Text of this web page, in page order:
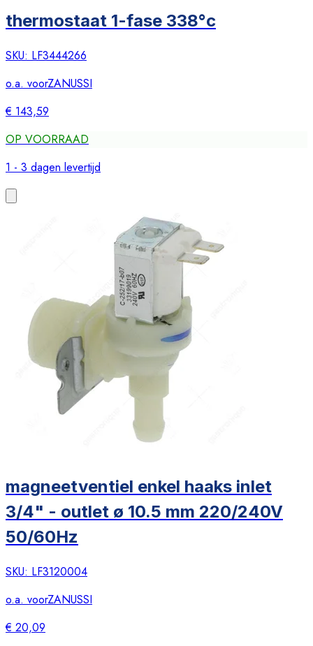
thermostaat 1-fase 338°c
SKU: LF3444266
o.a. voorZANUSSI
€ 143,59
OP VOORRAAD
1 - 3 dagen levertijd
magneetventiel enkel haaks inlet
3/4" - outlet ø 10.5 mm 220/240V
50/60Hz
SKU: LF3120004
o.a. voorZANUSSI
€ 20,09